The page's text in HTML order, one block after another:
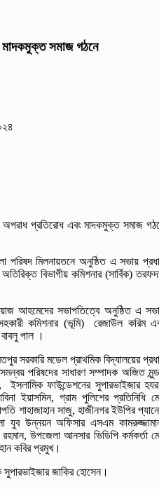
মাদকমুক্ত সমাজ গঠনে
প্রতিরোধ এবং মাদকমুক্ত সমাজ
পরিষদ মিলনায়তনে অনুষ্ঠিত এ সভায়
বিভাগীয় কমিশনার (সার্বিক)
আহমেদের সভাপতিত্বে অনুষ্ঠিত এ
কমিশনার (ভূমি) রেজাউল করিম
পাল ।
সরকারি মডেল প্রাথমিক বিদ্যালয়ের
পরিষদের সাধারণ সম্পাদক অজিত
ইসলামিক ফাউন্ডেশনের সুপারভাইজার
ইয়াসমিন, গ্রাম পুলিশের প্রতিনিধি
শাহাজাহান সাজু, হাজীনগর ইউপির
যুব উন্নয়ন অফিসার এসএম
উপজেলা আনসার ভিডিপি কর্মকর্তা
কবির প্রমুখ।
সুপারভাইজার জাকির হোসেন।